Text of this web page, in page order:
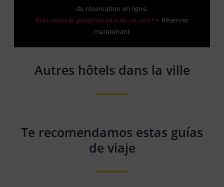
de réservation en ligne.
Êtes-vous le propriétaire de ce site?– Réservez
maintenant
Autres hôtels dans la ville
Te recomendamos estas guías
de viaje